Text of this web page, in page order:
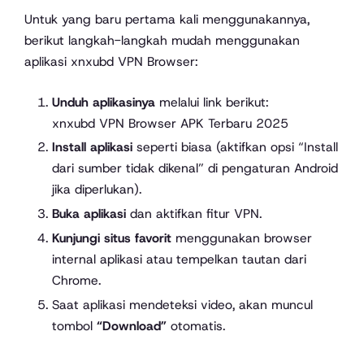
Untuk yang baru pertama kali menggunakannya,
berikut langkah-langkah mudah menggunakan
aplikasi xnxubd VPN Browser:
Unduh aplikasinyamelalui link berikut:
xnxubd VPN Browser APK Terbaru 2025
Install aplikasiseperti biasa (aktifkan opsi “Install
dari sumber tidak dikenal” di pengaturan Android
jika diperlukan).
Buka aplikasidan aktifkan fitur VPN.
Kunjungi situs favoritmenggunakan browser
internal aplikasi atau tempelkan tautan dari
Chrome.
Saat aplikasi mendeteksi video, akan muncul
tombol “Download”otomatis.